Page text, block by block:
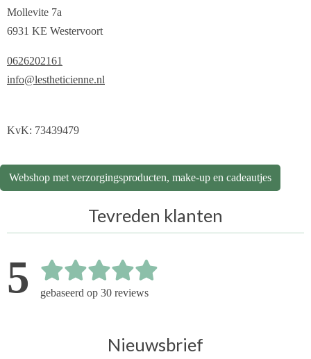
Mollevite 7a
6931 KE Westervoort
0626202161
info@lestheticienne.nl
KvK: 73439479
Webshop met verzorgingsproducten, make-up en cadeautjes
Tevreden klanten
5 gebaseerd op 30 reviews
Nieuwsbrief